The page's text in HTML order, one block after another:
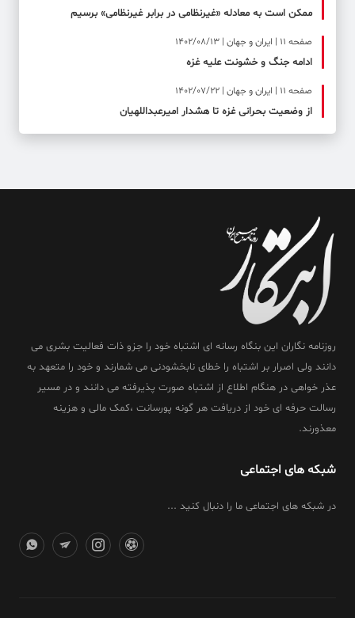
ممکن است به معادله «غیرنظامی در برابر غیرنظامی» برسیم
صفحه ۱۱ | ایران و جهان | 1402/08/13
ادامه جنگ و خشونت علیه غزه
صفحه ۱۱ | ایران و جهان | 1402/07/22
از وضعیت بحرانی غزه تا هشدار امیرعبداللهیان
روزنامه نگاران این بنگاه رسانه ای اشتباه خود را جزو ذات فعالیت بشری می
دانند ولی اصرار بر اشتباه را خطای نابخشودنی می شمارند و خود را متعهد به
عذر خواهی در هنگام اطلاع از اشتباه صورت پذیرفته می دانند و در مسیر
رسالت حرفه ای خود از دریافت هر گونه پورسانت ،کمک مالی و هزینه
معذورند.
شبکه های اجتماعی
در شبکه های اجتماعی ما را دنبال کنید ...